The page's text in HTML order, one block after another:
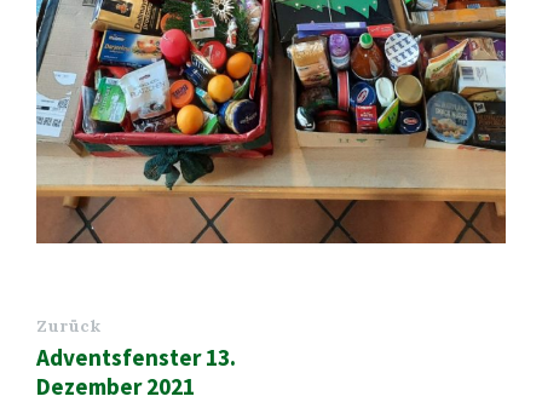
Zurück
Adventsfenster 13.
Dezember 2021